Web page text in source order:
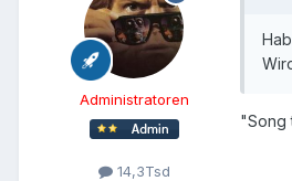
Administratoren
14,3Tsd
"Song